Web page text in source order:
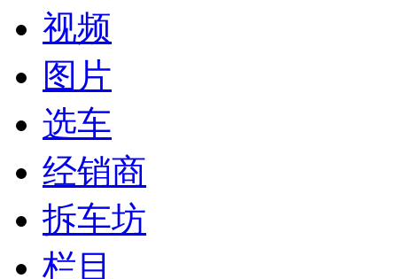
视频
图片
选车
经销商
拆车坊
栏目